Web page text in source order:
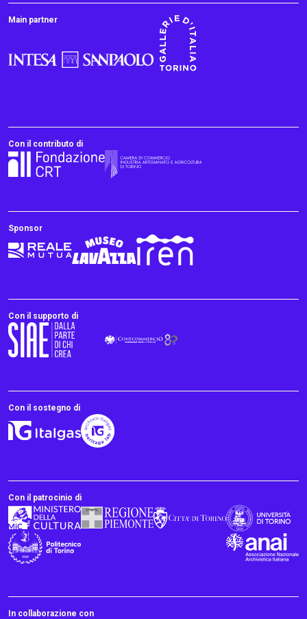
Main partner
Con il contributo di
Sponsor
Con il supporto di
Con il sostegno di
Con il patrocinio di
In collaborazione con